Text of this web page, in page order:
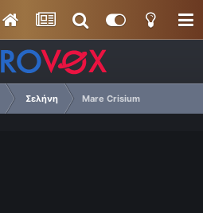
Σελήνη Mare Crisium